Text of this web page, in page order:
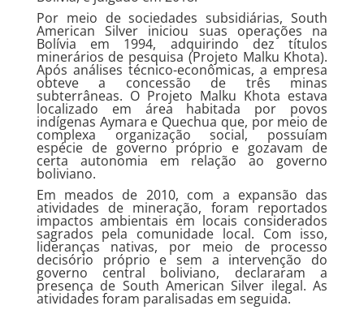
Por meio de sociedades subsidiárias, South
American Silver iniciou suas operações na
Bolívia em 1994, adquirindo dez títulos
minerários de pesquisa (Projeto Malku Khota).
Após análises técnico-econômicas, a empresa
obteve a concessão de três minas
subterrâneas. O Projeto Malku Khota estava
localizado em área habitada por povos
indígenas Aymara e Quechua que, por meio de
complexa organização social, possuíam
espécie de governo próprio e gozavam de
certa autonomia em relação ao governo
boliviano.
Em meados de 2010, com a expansão das
atividades de mineração, foram reportados
impactos ambientais em locais considerados
sagrados pela comunidade local. Com isso,
lideranças nativas, por meio de processo
decisório próprio e sem a intervenção do
governo central boliviano, declararam a
presença de South American Silver ilegal. As
atividades foram paralisadas em seguida.